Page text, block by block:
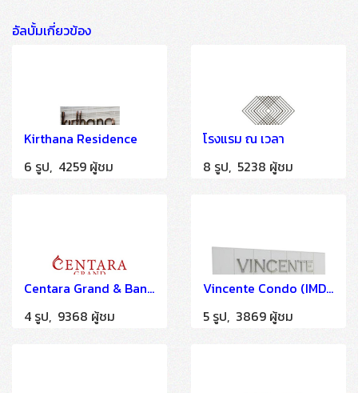
อัลบั้มเกี่ยวข้อง
Kirthana Residence
6 รูป, 4259 ผู้ชม
โรงแรม ณ เวลา
8 รูป, 5238 ผู้ชม
Centara Grand & Bangkok Convention Centre at Central World
4 รูป, 9368 ผู้ชม
Vincente Condo (IMDU)
5 รูป, 3869 ผู้ชม